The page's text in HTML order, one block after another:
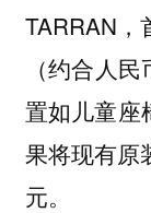
TARRAN，
（约合人
置如儿童座
果将现有原
元。